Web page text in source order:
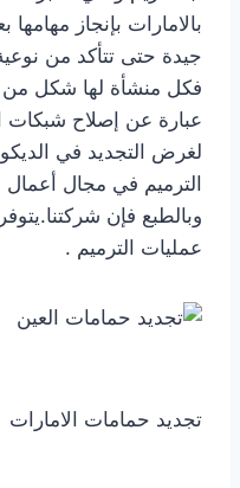
بالامارات بإنجاز
جيدة حتى تتأكد من
فكل منشأة لها شكل من
عبارة عن إصلاح شبكات
لغرض التجديد في
الترميم في مجال أعمال
وبالطبع فإن
عمليات الترميم .
تجديد حمامات الامارات